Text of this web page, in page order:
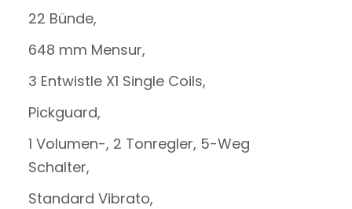
22 Bünde,
648 mm Mensur,
3 Entwistle X1 Single Coils,
Pickguard,
1 Volumen-, 2 Tonregler, 5-Weg
Schalter,
Standard Vibrato,